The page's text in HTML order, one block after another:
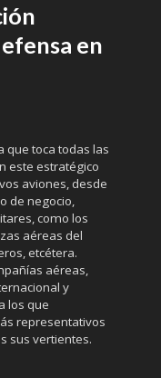
en
que toca todas las
este estratégico
aviones, desde
de negocio,
como los
aéreas del
etcétera.
aéreas,
y
los que
representativos
sus vertientes.